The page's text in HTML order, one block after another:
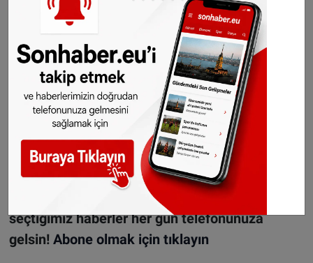
saatte 223 kişi artarken, hastanede toplamda
tedavi gören korona hastasının bin 925 kişi
olduğu açıklandı.
Yoğun bakım ünitelerinde son 24 saatte 32
hasta tedavi altına alınırken, yoğun bakımda
tedavi gören toplam hasta sayısının dün 536
kişi iken bugün 526 kişi olduğu belirtildi.
WhatsApp’ta ücretsiz bültenimize abone olun,
Hollanda ve diğer Avrupa ülkeleri gündeminden
seçtiğimiz haberler her gün telefonunuza
gelsin! Abone olmak için tıklayın